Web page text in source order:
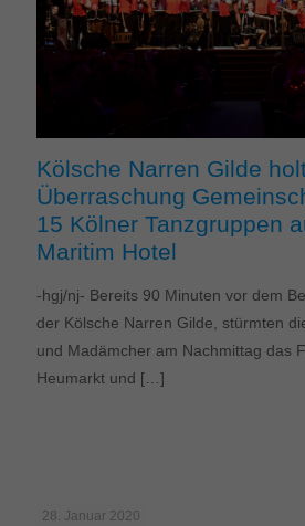
Kölsche Narren Gilde
Überraschung
15 Kölner Tanzgruppen
Maritim Hotel
-hgj/nj- Bereits 90 Minuten vor dem
der Kölsche Narren Gilde, stürmten
und Madämcher am Nachmittag das
Heumarkt und […]
28. Januar 2020